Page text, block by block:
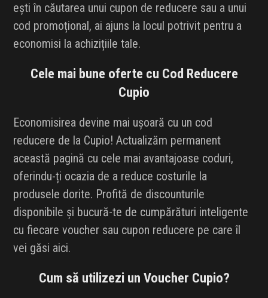
ești în căutarea unui cupon de reducere sau a unui
cod promoțional, ai ajuns la locul potrivit pentru a
economisi la achizițiile tale.
Cele mai bune oferte cu Cod Reducere
Cupio
Economisirea devine mai ușoară cu un cod
reducere de la Cupio! Actualizăm permanent
această pagină cu cele mai avantajoase coduri,
oferindu-ți ocazia de a reduce costurile la
produsele dorite. Profită de discounturile
disponibile și bucură-te de cumpărături inteligente
cu fiecare voucher sau cupon reducere pe care îl
vei găsi aici.
Cum să utilizezi un Voucher Cupio?